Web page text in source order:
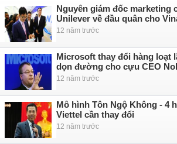
Nguyên giám đốc marketing
Unilever về đầu quân cho
12 năm trước
Microsoft thay đổi hàng loạt
dọn đường cho cựu CEO
12 năm trước
Mô hình Tôn Ngộ Không - 4
Viettel cần thay đổi
12 năm trước